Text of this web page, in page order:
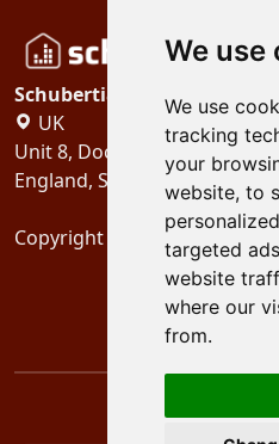
We use
We use
tracking
your
website, to
targeted
website
where our
from.
Schubertiades, Ltd.
UK
Unit 8, Dock Offices, Surrey
England, SE16 2XU
Copyright 2024